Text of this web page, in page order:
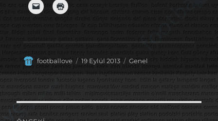
Yazar
footballove
Yayın
19 Eylül 2013 Kategoriler
Genel
Yazı